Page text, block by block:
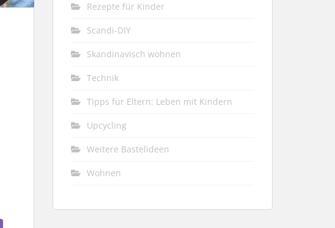
Rezepte für Kinder
Scandi-DIY
Skandinavisch wohnen
Technik
Tipps für Eltern: Leben mit Kindern
Upcycling
Weitere Bastelideen
Wohnen